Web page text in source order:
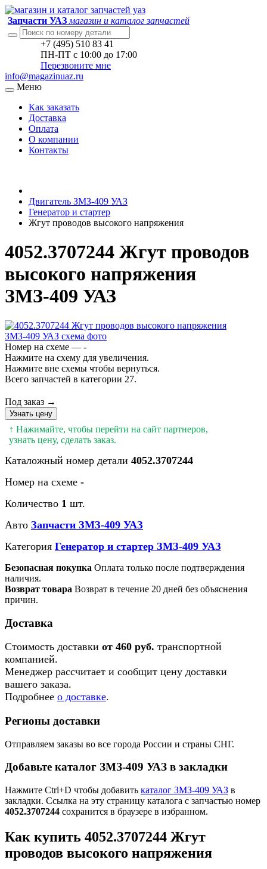
Запчасти УАЗ магазин и каталог запчастей
+7 (495) 510 83 41
ПН-ПТ с 10:00 до 17:00
Перезвоните мне
info@magazinuaz.ru
Меню
Как заказать
Доставка
Оплата
О компании
Контакты
Двигатель ЗМЗ-409 УАЗ
Генератор и стартер
Жгут проводов высокого напряжения
4052.3707244 Жгут проводов
высокого напряжения
ЗМЗ-409 УАЗ
Номер на схеме — -
Нажмите на схему для увеличения.
Нажмите вне схемы чтобы вернуться.
Всего запчастей в категории 27.
Под заказ →
Узнать цену
↑ Нажимайте, чтобы перейти на сайт партнеров,
узнать цену, сделать заказ.
Каталожный номер детали 4052.3707244
Номер на схеме -
Количество 1 шт.
Авто Запчасти ЗМЗ-409 УАЗ
Категория Генератор и стартер ЗМЗ-409 УАЗ
Безопасная покупка Оплата только после подтверждения
наличия.
Возврат товара Возврат в течение 20 дней без объяснения
причин.
Доставка
Стоимость доставки от 460 руб. транспортной
компанией.
Менеджер рассчитает и сообщит цену доставки
вашего заказа.
Подробнее о доставке.
Регионы доставки
Отправляем заказы во все города России и страны СНГ.
Добавьте каталог ЗМЗ-409 УАЗ в закладки
Нажмите Ctrl+D чтобы добавить каталог ЗМЗ-409 УАЗ в
закладки. Ссылка на эту страницу каталога с запчастью номер
4052.3707244 сохранится в браузере в избранном.
Как купить 4052.3707244 Жгут
проводов высокого напряжения